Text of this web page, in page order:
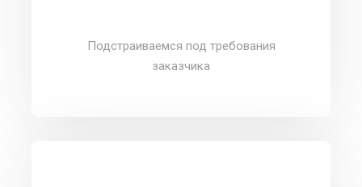
Подстраиваемся под требования
заказчика